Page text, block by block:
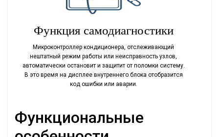
Функция самодиагностики
Микроконтроллер кондиционера, отслеживающий
нештатный режим работы или неисправность узлов,
автоматически остановит и защитит от поломки систему.
В это время на дисплее внутреннего блока отобразится
код ошибки или аварии.
Функциональные